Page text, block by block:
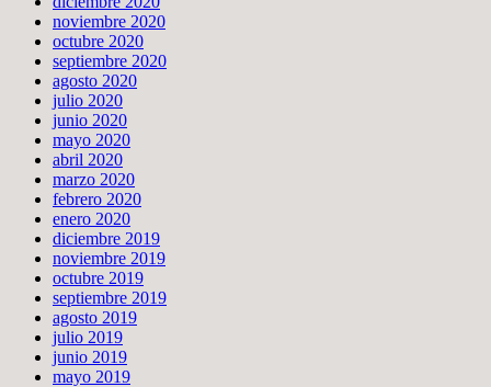
noviembre 2020
octubre 2020
septiembre 2020
agosto 2020
julio 2020
junio 2020
mayo 2020
abril 2020
marzo 2020
febrero 2020
enero 2020
diciembre 2019
noviembre 2019
octubre 2019
septiembre 2019
agosto 2019
julio 2019
junio 2019
mayo 2019